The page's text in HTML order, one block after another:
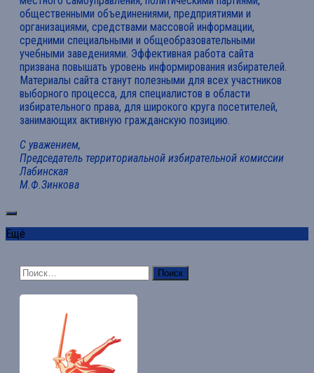
общественными объединениями, предприятиями и
организациями, средствами массовой информации,
средними специальными и общеобразовательными
учебными заведениями. Эффективная работа сайта
призвана повышать уровень информирования избирателей.
Материалы сайта станут полезными для всех участников
выборного процесса, для специалистов в области
избирательного права, для широкого круга посетителей,
занимающих активную гражданскую позицию.
С уважением,
Председатель территориальной избирательной комиссии
Лабинская
М.Ф.Зинкова
Ещё
Найти: